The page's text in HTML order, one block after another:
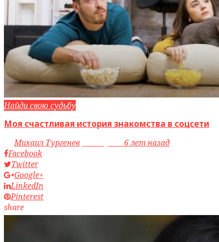
Найди свою судьбу
Моя счастливая история знакомства в соцсети
byМихаил Тургенев
6 лет назад
Facebook
Twitter
Google+
LinkedIn
Pinterest
share